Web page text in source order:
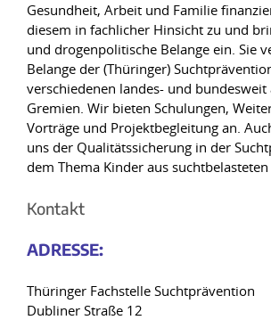
Gesundheit, Arbeit und Familie
diesem in fachlicher Hinsicht zu und
und drogenpolitische Belange ein. Sie
Belange der (Thüringer)
verschiedenen landes- und bundesweit
Gremien. Wir bieten Schulungen,
Vorträge und Projektbegleitung an.
uns der Qualitätssicherung in der
dem Thema Kinder aus
Kontakt
ADRESSE:
Thüringer Fachstelle Suchtprävention
Dubliner Straße 12